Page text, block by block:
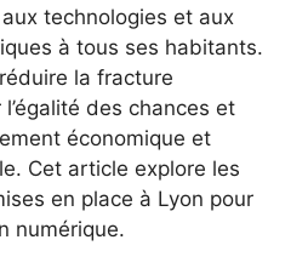
technologies et aux
à tous ses habitants.
la fracture
des chances et
économique et
Cet article explore les
en place à Lyon pour
numérique.